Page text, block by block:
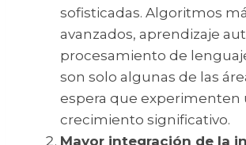
sofisticadas. Algoritmos
avanzados, aprendizaje
procesamiento de
son solo algunas de las
espera que experimenten
crecimiento significativo.
Mayor integración de la